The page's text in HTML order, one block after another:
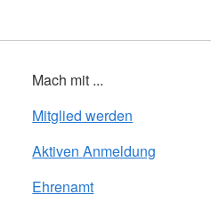
Mach mit ...
Mitglied werden
Aktiven Anmeldung
Ehrenamt